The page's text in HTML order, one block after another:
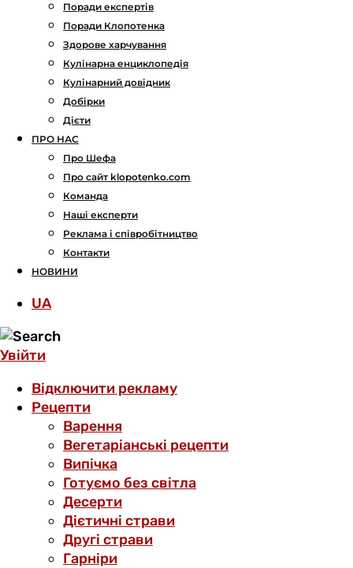
Поради експертів
Поради Клопотенка
Здорове харчування
Кулінарна енциклопедія
Кулінарний довідник
Добірки
Дієти
ПРО НАС
Про Шефа
Про сайт klopotenko.com
Команда
Наші експерти
Реклама і співробітництво
Контакти
НОВИНИ
UA
Увійти
Відключити рекламу
Рецепти
Варення
Вегетаріанські рецепти
Випічка
Готуємо без світла
Десерти
Дієтичні страви
Другі страви
Гарніри